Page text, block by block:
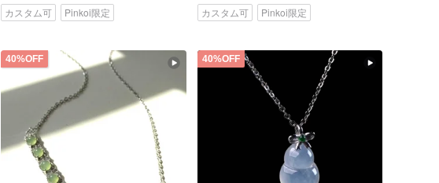
カスタム可 Pinkoi限定 カスタム可 Pinkoi限定
40%OFF 40%OFF